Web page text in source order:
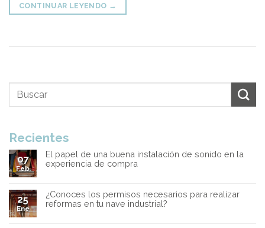
CONTINUAR LEYENDO →
Recientes
07
Feb
El papel de una buena instalación de sonido en la
experiencia de compra
25
Ene
¿Conoces los permisos necesarios para realizar
reformas en tu nave industrial?